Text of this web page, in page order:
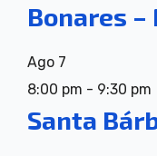
Bonares
Ago 7
8:00 pm - 9:30 pm
Santa